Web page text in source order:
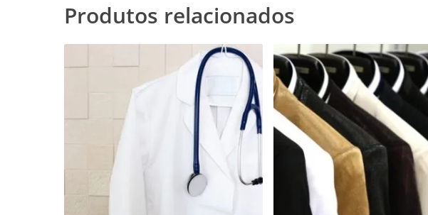
Produtos relacionados